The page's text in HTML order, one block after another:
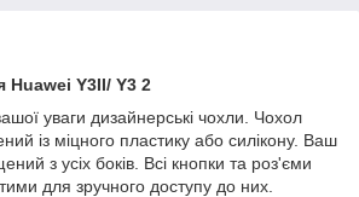
Y3II/ Y3 2
уваги дизайнерські чохли. Чохол
із міцного пластику або силікону. Ваш
з усіх боків. Всі кнопки та роз'єми
для зручного доступу до них.